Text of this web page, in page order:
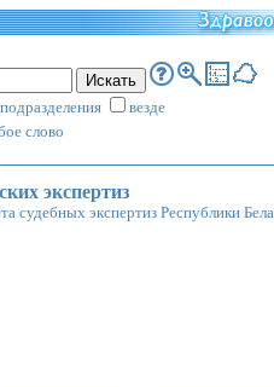
подразделения
везде
слово
экспертиз
судебных экспертиз Республики